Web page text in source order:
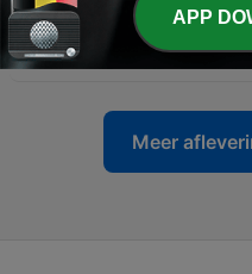
3592 -
L’intégrale de
Ramzy et Rédouane
25 jun. 2026
Meer
APP